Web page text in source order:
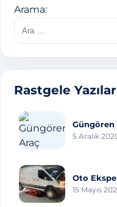
Arama:
Rastgele Yazılar
Güngören
5 Aralık
Oto
15 Mayıs